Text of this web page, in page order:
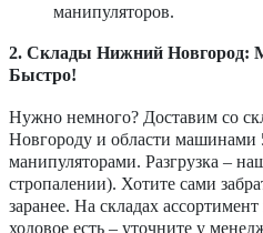
манипуляторов.
2. Склады Нижний Новгород:
Быстро!
Нужно немного? Доставим со
Новгороду и области машинами
манипуляторами. Разгрузка –
стропалении). Хотите сами
заранее. На складах
ходовое есть – уточните у